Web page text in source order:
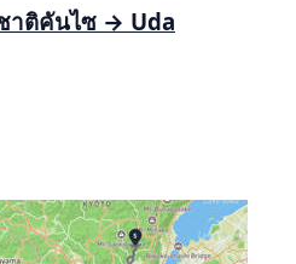
าติคันไซ → Uda